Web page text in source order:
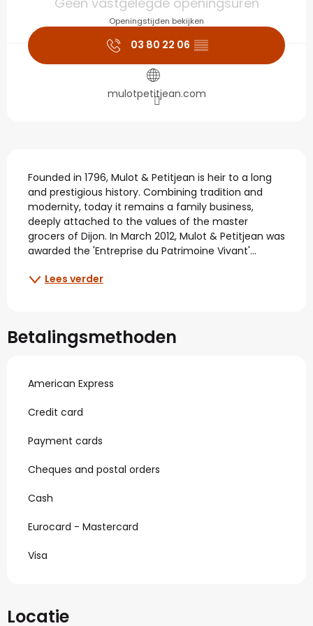
Openingstijden bekijken
03 80 22 06 ▒▒
mulotpetitjean.com
Beschrijving
Founded in 1796, Mulot & Petitjean is heir to a long
and prestigious history. Combining tradition and
modernity, today it remains a family business,
deeply attached to the values of the master
grocers of Dijon. In March 2012, Mulot & Petitjean was
awarded the 'Entreprise du Patrimoine Vivant'...
Lees verder
Betalingsmethoden
American Express
Credit card
Payment cards
Cheques and postal orders
Cash
Eurocard - Mastercard
Visa
Locatie